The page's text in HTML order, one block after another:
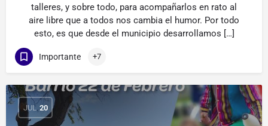
talleres, y sobre todo, para acompañarlos en rato al
aire libre que a todos nos cambia el humor. Por todo
esto, es que desde el municipio desarrollamos […]
Importante +7
JUL 20